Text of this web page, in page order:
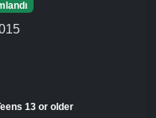
13 or older